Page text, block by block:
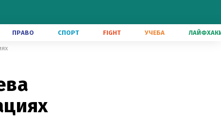
ПРАВО СПОРТ FIGHT УЧЕБА